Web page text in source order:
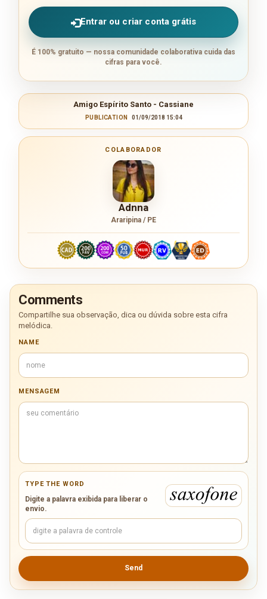
Entrar ou criar conta grátis
É 100% gratuito — nossa comunidade colaborativa cuida das
cifras para você.
Amigo Espírito Santo - Cassiane
PUBLICATION 01/09/2018 15:04
COLABORADOR
Adnna
Araripina / PE
Comments
Compartilhe sua observação, dica ou dúvida sobre esta cifra
melódica.
NAME
MENSAGEM
TYPE THE WORD
Digite a palavra exibida para liberar o
envio.
Send